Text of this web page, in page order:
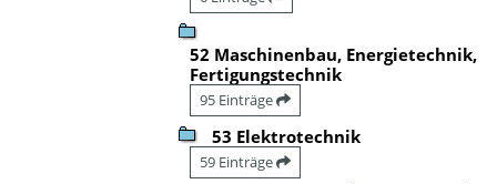
52 Maschinenbau, Energietechnik,
Fertigungstechnik
95 Einträge
53 Elektrotechnik
59 Einträge